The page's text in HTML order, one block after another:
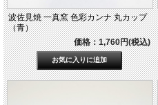
波佐見焼 一真窯 色彩カンナ 丸カップ
（青）
価格：1,760円(税込)